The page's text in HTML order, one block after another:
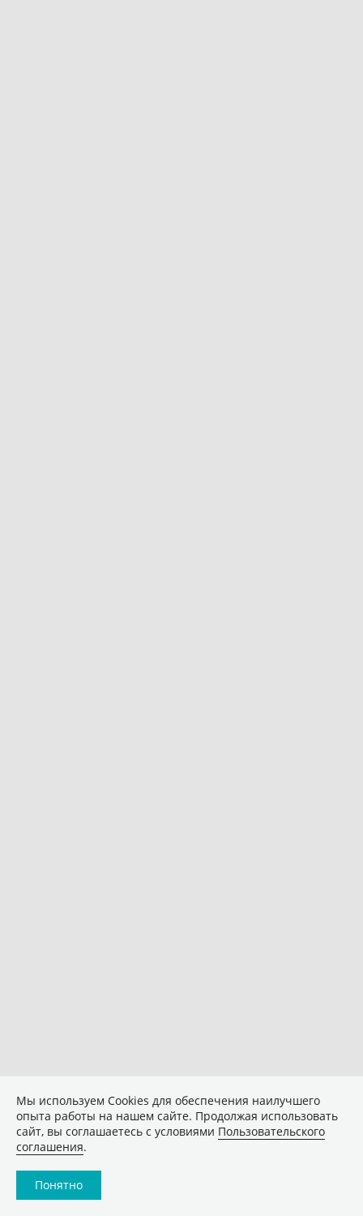
Мы используем Сookies для обеспечения наилучшего
опыта работы на нашем сайте. Продолжая использовать
сайт, вы соглашаетесь с условиями Пользовательского
соглашения.
Понятно